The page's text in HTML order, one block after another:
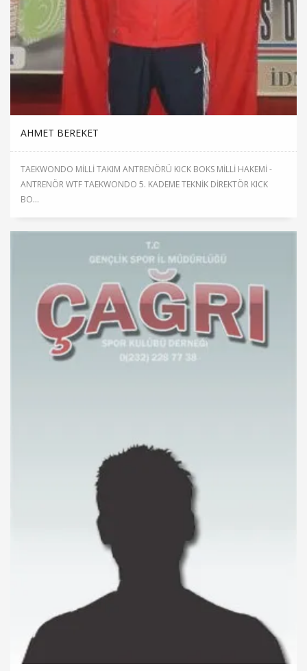
AHMET BEREKET
TAEKWONDO MİLLİ TAKIM ANTRENÖRÜ KICK BOKS MİLLİ HAKEMİ -
ANTRENÖR WTF TAEKWONDO 5. KADEME TEKNİK DİREKTÖR KICK
BO...